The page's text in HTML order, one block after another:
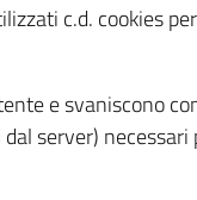
c.d. cookies
e svaniscono
server) necessari